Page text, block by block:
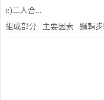
e)二人合...
組成部分 主要因素 邏輯